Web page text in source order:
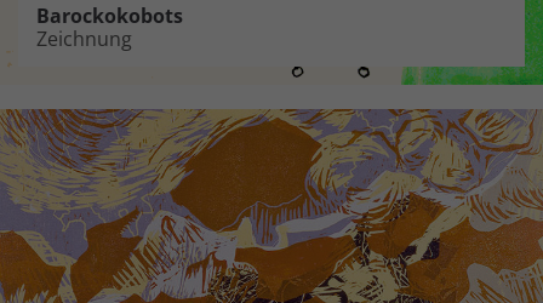
Barockokobots
Zeichnung